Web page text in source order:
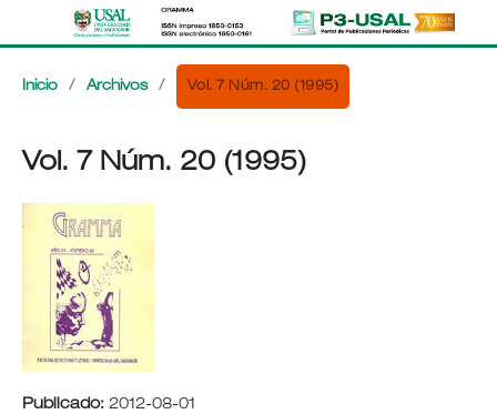
Inicio / Archivos / Vol. 7 Núm. 20 (1995)
Vol. 7 Núm. 20 (1995)
Publicado: 2012-08-01